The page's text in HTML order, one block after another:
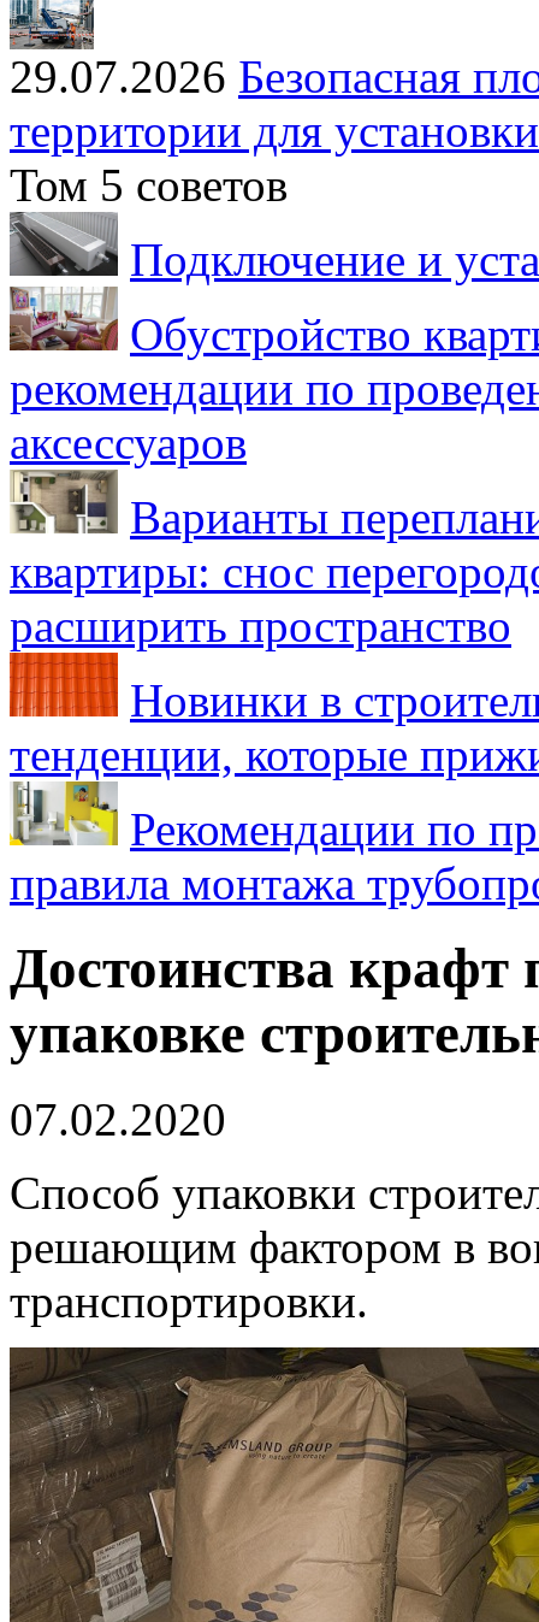
29.07.2026 Безопасная
территории для
Том 5 советов
Подключение и
Обустройство
рекомендации по
аксессуаров
Варианты
квартиры: снос
расширить пространство
Новинки в
тенденции, которые
Рекомендации по
правила монтажа
Достоинства
упаковке
07.02.2020
Способ упаковки
решающим фактором в
транспортировки.